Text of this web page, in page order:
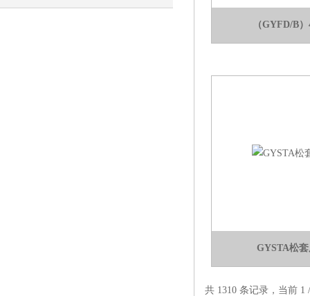
（GYFD/B
GYSTA松
共 1310 条记录，当前